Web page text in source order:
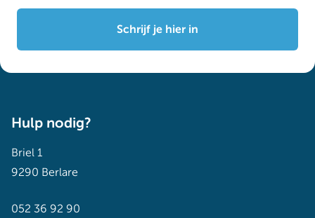
Schrijf je hier in
Hulp nodig?
Briel 1
9290 Berlare
052 36 92 90